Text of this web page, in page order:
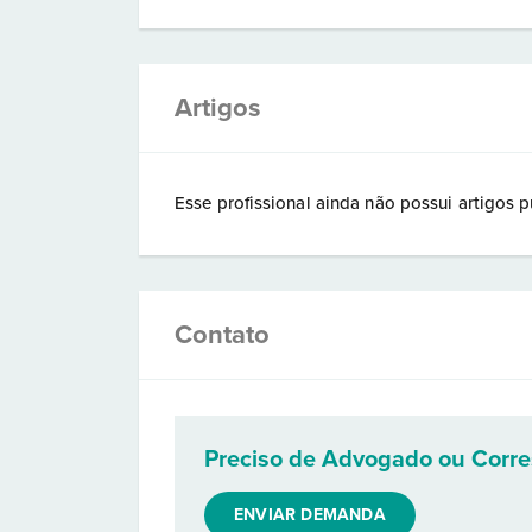
Artigos
Esse profissional ainda não possui artigos
Contato
Preciso de Advogado ou
ENVIAR DEMANDA